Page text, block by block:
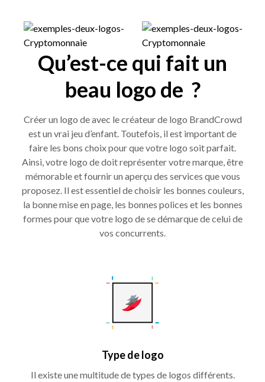
Qu’est-ce qui fait un
beau logo de ?
Créer un logo de avec le créateur de logo BrandCrowd
est un vrai jeu d’enfant. Toutefois, il est important de
faire les bons choix pour que votre logo soit parfait.
Ainsi, votre logo de doit représenter votre marque, être
mémorable et fournir un aperçu des services que vous
proposez. Il est essentiel de choisir les bonnes couleurs,
la bonne mise en page, les bonnes polices et les bonnes
formes pour que votre logo de se démarque de celui de
vos concurrents.
Type de logo
Il existe une multitude de types de logos différents.